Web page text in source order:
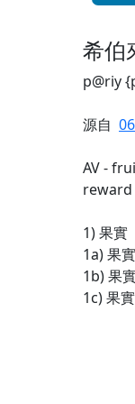
希伯
p@riy
源自
AV -
1) 果實
1a) 果
1b) 果
1c) 果